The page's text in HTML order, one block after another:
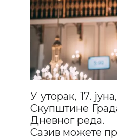
У уторак, 17.
Скупштине
Дневног реда.
Сазив можете